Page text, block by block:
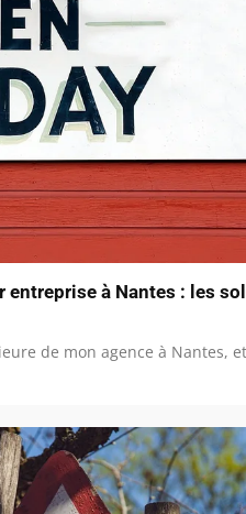
entreprise à Nantes : les
de mon agence à Nantes,